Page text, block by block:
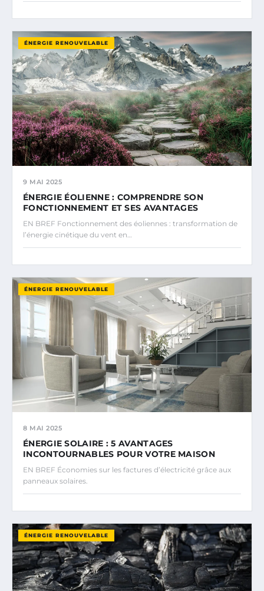
ÉNERGIE RENOUVELABLE
9 MAI 2025
ÉNERGIE ÉOLIENNE : COMPRENDRE SON
FONCTIONNEMENT ET SES AVANTAGES
EN BREF Fonctionnement des éoliennes : transformation de
l’énergie cinétique du vent en…
ÉNERGIE RENOUVELABLE
8 MAI 2025
ÉNERGIE SOLAIRE : 5 AVANTAGES
INCONTOURNABLES POUR VOTRE MAISON
EN BREF Économies sur les factures d’électricité grâce aux
panneaux solaires.
ÉNERGIE RENOUVELABLE